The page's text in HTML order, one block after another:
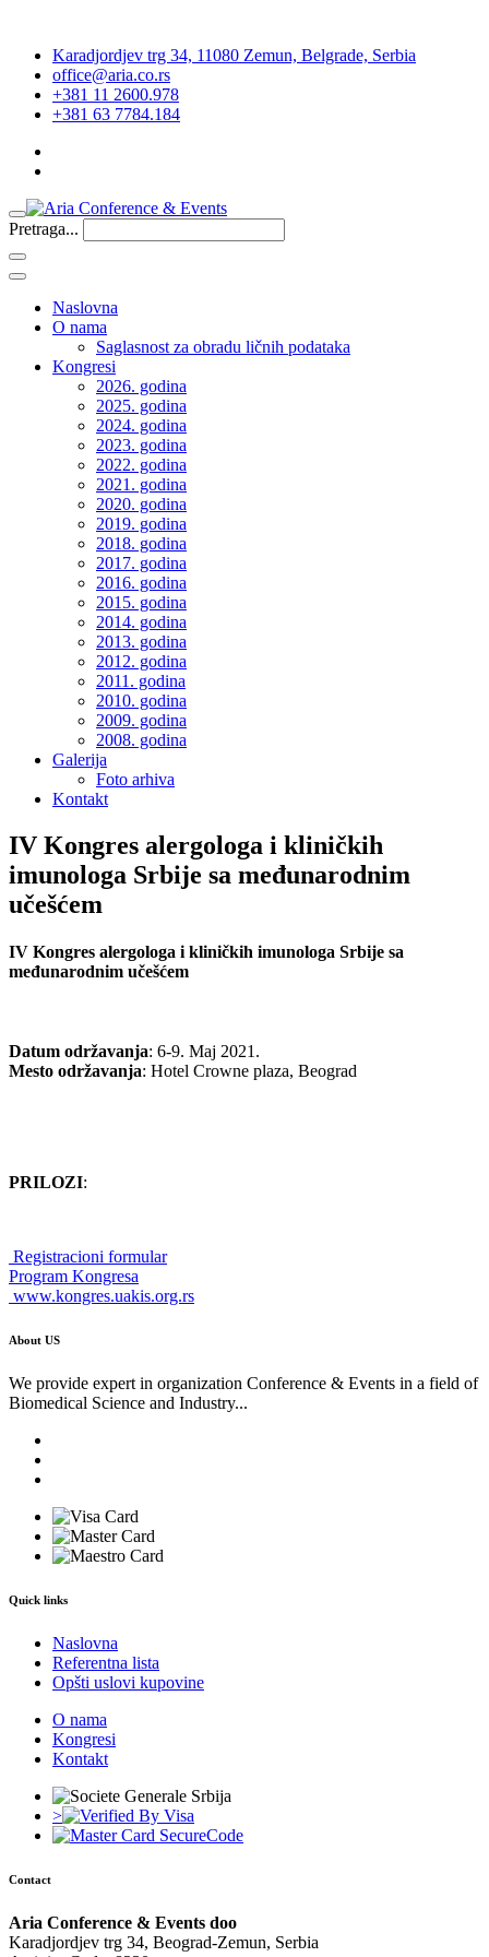
Karadjordjev trg 34, 11080 Zemun, Belgrade, Serbia
office@aria.co.rs
+381 11 2600.978
+381 63 7784.184
Pretraga...
Naslovna
O nama
Saglasnost za obradu ličnih podataka
Kongresi
2026. godina
2025. godina
2024. godina
2023. godina
2022. godina
2021. godina
2020. godina
2019. godina
2018. godina
2017. godina
2016. godina
2015. godina
2014. godina
2013. godina
2012. godina
2011. godina
2010. godina
2009. godina
2008. godina
Galerija
Foto arhiva
Kontakt
IV Kongres alergologa i kliničkih
imunologa Srbije sa međunarodnim
učešćem
IV Kongres alergologa i kliničkih imunologa Srbije sa
međunarodnim učešćem
Datum održavanja: 6-9. Maj 2021.
Mesto održavanja: Hotel Crowne plaza, Beograd
PRILOZI:
Registracioni formular
Program Kongresa
www.kongres.uakis.org.rs
About US
We provide expert in organization Conference & Events in a field of
Biomedical Science and Industry...
Quick links
Naslovna
Referentna lista
Opšti uslovi kupovine
O nama
Kongresi
Kontakt
>
Contact
Aria Conference & Events doo
Karadjordjev trg 34, Beograd-Zemun, Serbia